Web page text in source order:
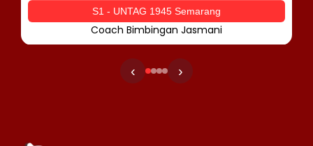
S1 - UNTAG 1945 Semarang
Coach Bimbingan Jasmani
‹ ›